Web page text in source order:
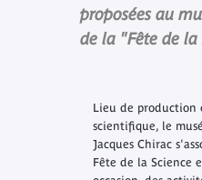
proposées au
de la "Fête de la
Lieu de production
scientifique, le
Jacques Chirac
Fête de la Science